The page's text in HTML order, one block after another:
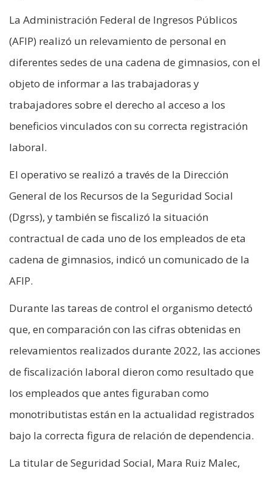
La Administración Federal de Ingresos Públicos
(AFIP) realizó un relevamiento de personal en
diferentes sedes de una cadena de gimnasios, con el
objeto de informar a las trabajadoras y
trabajadores sobre el derecho al acceso a los
beneficios vinculados con su correcta registración
laboral.
El operativo se realizó a través de la Dirección
General de los Recursos de la Seguridad Social
(Dgrss), y también se fiscalizó la situación
contractual de cada uno de los empleados de eta
cadena de gimnasios, indicó un comunicado de la
AFIP.
Durante las tareas de control el organismo detectó
que, en comparación con las cifras obtenidas en
relevamientos realizados durante 2022, las acciones
de fiscalización laboral dieron como resultado que
los empleados que antes figuraban como
monotributistas están en la actualidad registrados
bajo la correcta figura de relación de dependencia.
La titular de Seguridad Social, Mara Ruiz Malec,